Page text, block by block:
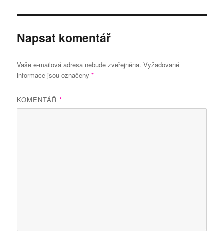
Napsat komentář
Vaše e-mailová adresa nebude zveřejněna. Vyžadované
informace jsou označeny*
KOMENTÁŘ*